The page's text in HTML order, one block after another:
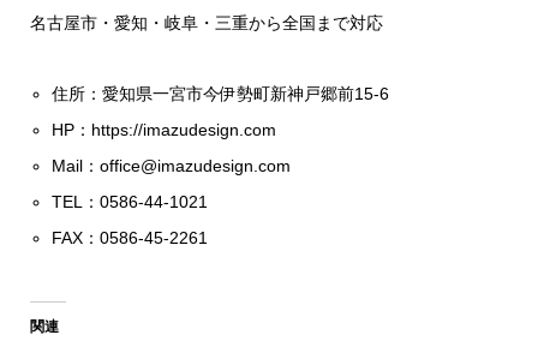
名古屋市・愛知・岐阜・三重から全国まで対応
住所：愛知県一宮市今伊勢町新神戸郷前15-6
HP： https://imazudesign.com
Mail：office@imazudesign.com
TEL：0586-44-1021
FAX：0586-45-2261
関連